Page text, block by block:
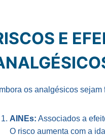
E
os analgésicos
AINEs: Associados a
O risco aumenta com a